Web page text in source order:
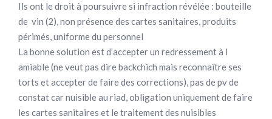
Ils ont le droit à poursuivre si infraction révélée : bouteille
de vin (2), non présence des cartes sanitaires, produits
périmés, uniforme du personnel
La bonne solution est d’accepter un redressement à l
amiable (ne veut pas dire backchich mais reconnaître ses
torts et accepter de faire des corrections), pas de pv de
constat car nuisible au riad, obligation uniquement de faire
les cartes sanitaires et le traitement des nuisibles